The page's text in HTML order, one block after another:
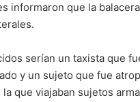
informaron que la
serían un taxista que
y un sujeto que fue
que viajaban sujetos